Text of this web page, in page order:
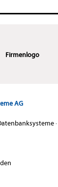
Firmenlogo
AG
·